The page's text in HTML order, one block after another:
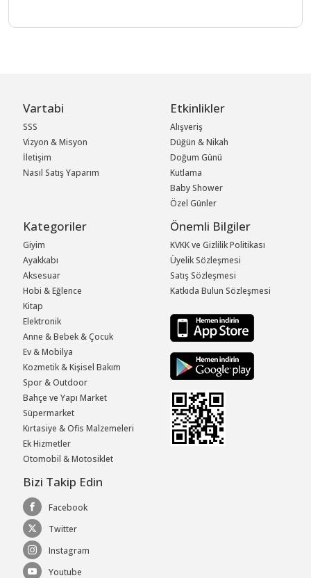
Vartabi
SSS
Vizyon & Misyon
İletişim
Nasıl Satış Yaparım
Etkinlikler
Alışveriş
Düğün & Nikah
Doğum Günü
Kutlama
Baby Shower
Özel Günler
Kategoriler
Giyim
Ayakkabı
Aksesuar
Hobi & Eğlence
Kitap
Elektronik
Anne & Bebek & Çocuk
Ev & Mobilya
Kozmetik & Kişisel Bakım
Spor & Outdoor
Bahçe ve Yapı Market
Süpermarket
Kırtasiye & Ofis Malzemeleri
Ek Hizmetler
Otomobil & Motosiklet
Önemli Bilgiler
KVKK ve Gizlilik Politikası
Üyelik Sözleşmesi
Satış Sözleşmesi
Katkıda Bulun Sözleşmesi
Bizi Takip Edin
Facebook
Twitter
Instagram
Youtube